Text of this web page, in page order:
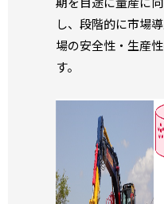
し、段階的に市場
場の安全性・生産
す。